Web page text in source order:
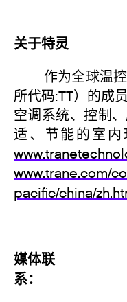
关于特灵
作为全球温控
所代码:TT）的成
空调系统、控制
适、节能的室
www.trane.com/
pacific/china/
媒体联